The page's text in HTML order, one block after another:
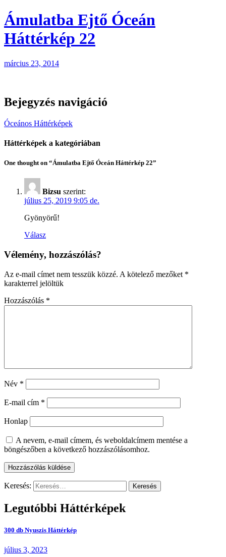
Ámulatba Ejtő Óceán
Háttérkép 22
március 23, 2014
Bejegyzés navigáció
Óceános Háttérképek
Háttérképek a kategóriában
One thought on “Ámulatba Ejtő Óceán Háttérkép 22”
Bizsu szerint:
július 25, 2019 9:05 de.
Gyönyörű!
Válasz
Vélemény, hozzászólás?
Az e-mail címet nem tesszük közzé. A kötelező mezőket *
karakterrel jelöltük
Hozzászólás *
Név *
E-mail cím *
Honlap
A nevem, e-mail címem, és weboldalcímem mentése a
böngészőben a következő hozzászólásomhoz.
Keresés:
Legutóbbi Háttérképek
300 db Nyuszis Háttérkép
július 3, 2023